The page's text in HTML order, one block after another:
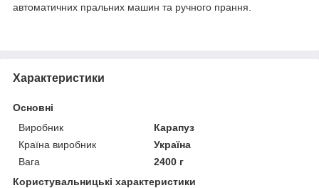
автоматичних пральних машин та ручного прання.
Характеристики
Основні
Виробник
Карапуз
Країна виробник
Україна
Вага
2400 г
Користувальницькі характеристики